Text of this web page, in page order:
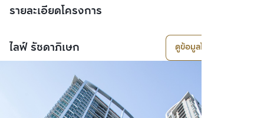
รายละเอียดโครงการ
ไลฟ์ รัชดาภิเษก ดูข้อมูลโครงการ